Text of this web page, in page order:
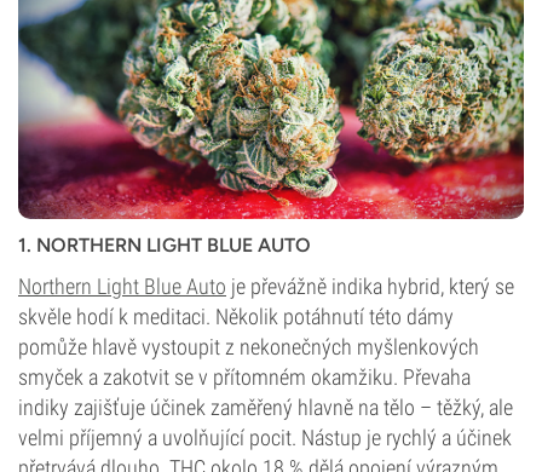
1. NORTHERN LIGHT BLUE AUTO
Northern Light Blue Auto je převážně indika hybrid, který se
skvěle hodí k meditaci. Několik potáhnutí této dámy
pomůže hlavě vystoupit z nekonečných myšlenkových
smyček a zakotvit se v přítomném okamžiku. Převaha
indiky zajišťuje účinek zaměřený hlavně na tělo – těžký, ale
velmi příjemný a uvolňující pocit. Nástup je rychlý a účinek